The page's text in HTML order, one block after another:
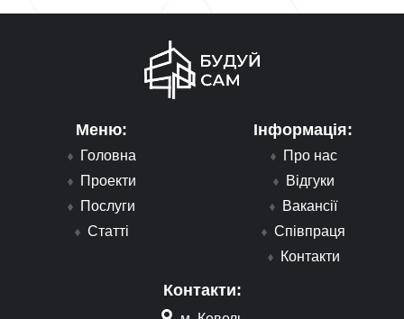
Меню:
Головна
Проекти
Послуги
Статті
Інформація:
Про нас
Відгуки
Вакансії
Співпраця
Контакти
Контакти: